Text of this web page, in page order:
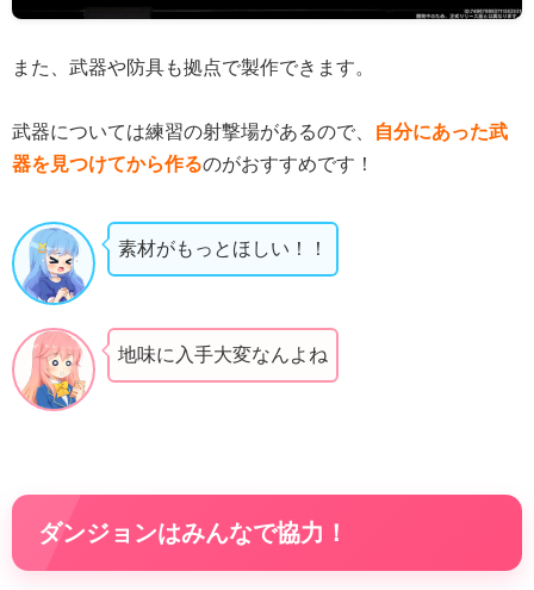
また、武器や防具も拠点で製作できます。
武器については練習の射撃場があるので、
自分にあった武
器を見つけてから作るのがおすすめです！
素材がもっとほしい！！
地味に入手大変なんよね
ダンジョンはみんなで協力！